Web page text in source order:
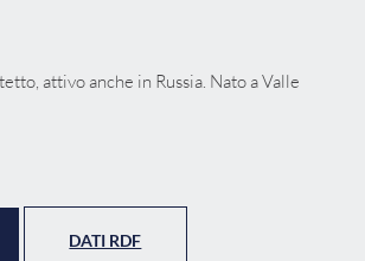
attivo anche in Russia. Nato a Valle
DATI RDF